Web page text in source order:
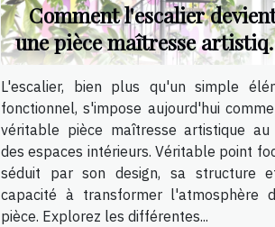
Comment l'escalier
une pièce maîtresse
?
L'escalier, bien plus qu'un simple
fonctionnel, s'impose aujourd'hui
véritable pièce maîtresse artistique au
des espaces intérieurs. Véritable point
séduit par son design, sa structure
capacité à transformer l'atmosphère
pièce. Explorez les différentes...